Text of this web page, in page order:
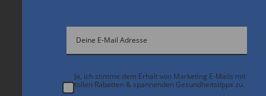
Ja, ich stimme dem Erhalt von Marketing E-Mails mit
tollen Rabatten & spannenden Gesundheitstipps zu.